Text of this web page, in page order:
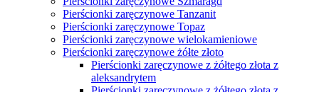
Obrączki białe złoto 585
Obrączki z białego złota z brylantami
Obrączki z białego złota z diamentami
Obrączki ślubne Brylant
Obrączki ślubne czarne złoto
Obrączki ślubne do 2000zł